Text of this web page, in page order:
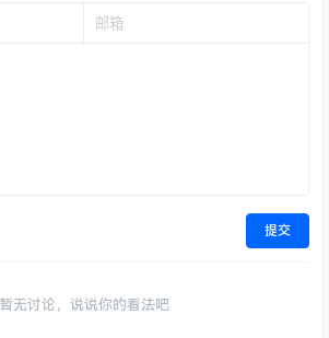
提交
暂无讨论，说说你的看法吧